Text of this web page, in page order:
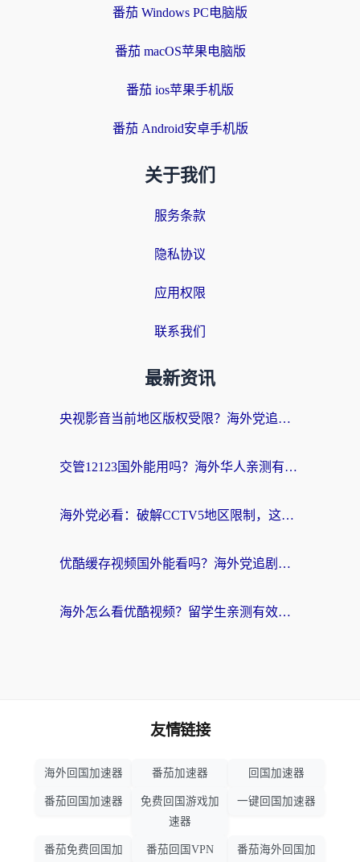
番茄 Windows PC电脑版
番茄 macOS苹果电脑版
番茄 ios苹果手机版
番茄 Android安卓手机版
关于我们
服务条款
隐私协议
应用权限
联系我们
最新资讯
央视影音当前地区版权受限？海外党追剧看片的终极解决方案来了
交管12123国外能用吗？海外华人亲测有效的回国加速器选择指南
海外党必看：破解CCTV5地区限制，这样看欧洲杯奥运直播才够爽！
优酷缓存视频国外能看吗？海外党追剧看片的终极解决方案来了
海外怎么看优酷视频？留学生亲测有效的回国加速器选择指南
友情链接
海外回国加速器 番茄加速器 回国加速器
番茄回国加速器
免费回国游戏加
速器
一键回国加速器
番茄免费回国加 番茄回国VPN 番茄海外回国加